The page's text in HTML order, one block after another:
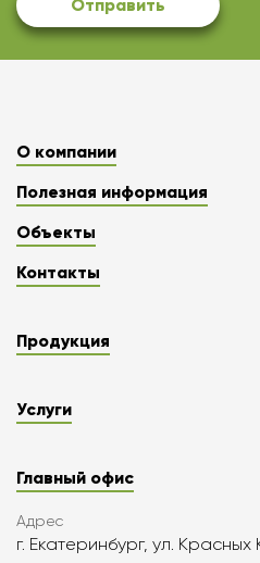
Отправить
О компании
Полезная информация
Объекты
Контакты
Продукция
Услуги
Главный офис
Адрес
г. Екатеринбург, ул.